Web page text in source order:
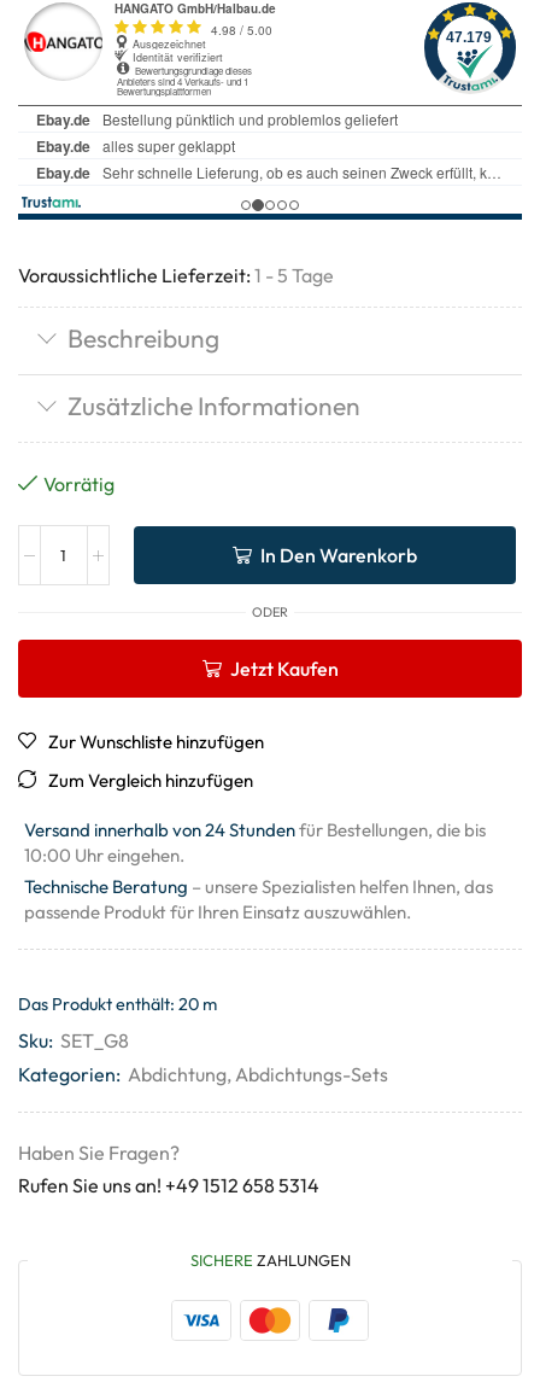
Voraussichtliche Lieferzeit: 1 - 5 Tage
Beschreibung
Zusätzliche Informationen
Vorrätig
In Den Warenkorb
ODER
Jetzt Kaufen
Zur Wunschliste hinzufügen
Zum Vergleich hinzufügen
Versand innerhalb von 24 Stundenfür Bestellungen, die bis
10:00 Uhr eingehen.
Technische Beratung – unsere Spezialisten helfen Ihnen, das
passende Produkt für Ihren Einsatz auszuwählen.
Das Produkt enthält: 20 m
Sku: SET_G8
Kategorien: Abdichtung, Abdichtungs-Sets
Haben Sie Fragen?
Rufen Sie uns an! +49 1512 658 5314
SICHERE ZAHLUNGEN